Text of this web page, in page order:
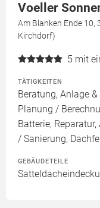
Voeller
Am Blanken Ende 10,
Kirchdorf)
5 mit
TÄTIGKEITEN
Beratung, Anlage
Planung /
Batterie,
/ Sanierung,
GEBÄUDETEILE